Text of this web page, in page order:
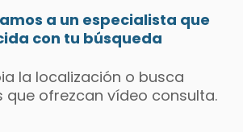
a un especialista que
con tu búsqueda
la localización o busca
que ofrezcan vídeo consulta.